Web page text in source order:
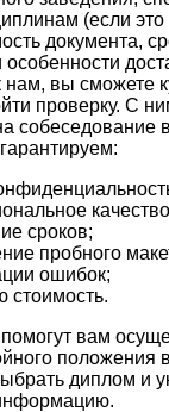
(если это
документа,
особенности
вы сможете
проверку. С
собеседование
сроков;
пробного
ошибок;
стоимость.
вам
положения
диплом и